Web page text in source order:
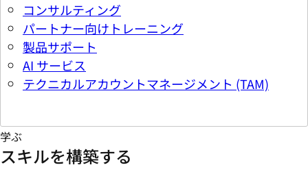
コンサルティング
パートナー向けトレーニング
製品サポート
AI サービス
テクニカルアカウントマネージメント (TAM)
学ぶ
スキルを構築する